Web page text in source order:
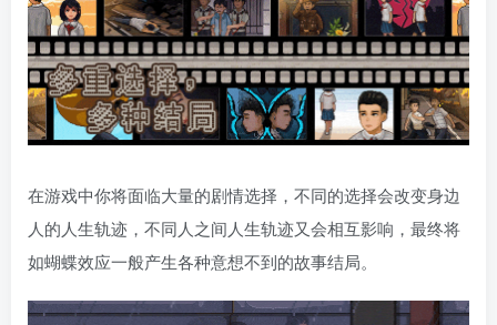
在游戏中你将面临大量的剧情选择，不同的选择会改变身边
人的人生轨迹，不同人之间人生轨迹又会相互影响，最终将
如蝴蝶效应一般产生各种意想不到的故事结局。